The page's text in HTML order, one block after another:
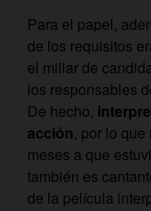
Para el papel,
de los requisitos
el millar de
los responsables
De hecho,
acción, por lo
meses a que
también es
de la película